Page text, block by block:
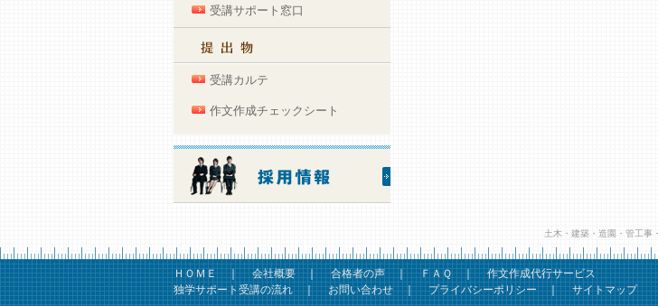
受講サポート窓口
受講カルテ
作文作成チェックシート
土木・建築・造園・管工事
ＨＯＭＥ｜会社概要｜合格者の声｜ＦＡＱ｜作文作成代行サービス
独学サポート受講の流れ｜お問い合わせ｜プライバシーポリシー｜サイトマップ